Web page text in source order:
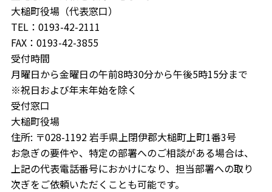
大槌町役場（代表窓口）
TEL：0193-42-2111
FAX：0193-42-3855
受付時間
月曜日から金曜日の午前8時30分から午後5時15分まで
※祝日および年末年始を除く
受付窓口
大槌町役場
住所: 〒028-1192 岩手県上閉伊郡大槌町上町1番3号
お急ぎの要件や、特定の部署へのご相談がある場合は、
上記の代表電話番号におかけになり、担当部署への取り
次ぎをご依頼いただくことも可能です。